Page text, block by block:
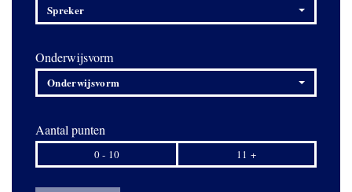
Spreker
Onderwijsvorm
Onderwijsvorm
Aantal punten
0 - 10 11 +